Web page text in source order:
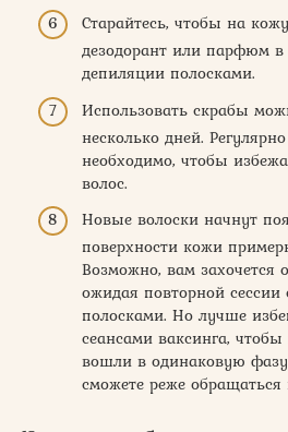
Старайтесь, чтобы на
дезодорант или парфюм в
депиляции полосками.
Использовать скрабы
несколько дней.
необходимо, чтобы
волос.
Новые волоски начнут
поверхности кожи
Возможно, вам захочется
ожидая повторной
полосками. Но лучше
сеансами ваксинга,
вошли в одинаковую
сможете реже